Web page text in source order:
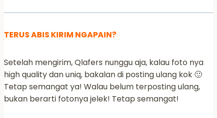
TERUS ABIS KIRIM NGAPAIN?
Setelah mengirim, Qlafers nunggu aja, kalau foto nya
high quality dan uniq, bakalan di posting ulang kok 🙂
Tetap semangat ya! Walau belum terposting ulang,
bukan berarti fotonya jelek! Tetap semangat!